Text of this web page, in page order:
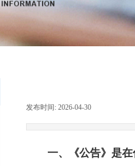
发布时间: 2026-04-30
一、《公告》是